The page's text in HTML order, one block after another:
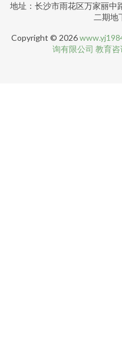
地址：长沙市雨花区万家丽中
二期地
Copyright © 2026
询有限公司 教育咨